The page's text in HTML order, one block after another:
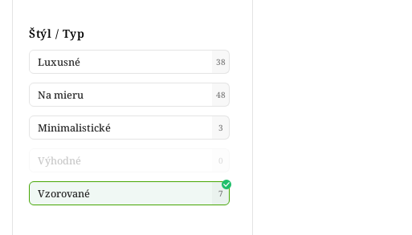
Štýl / Typ
Luxusné 38
Na mieru 48
Minimalistické 3
Výhodné 0
Vzorované 7